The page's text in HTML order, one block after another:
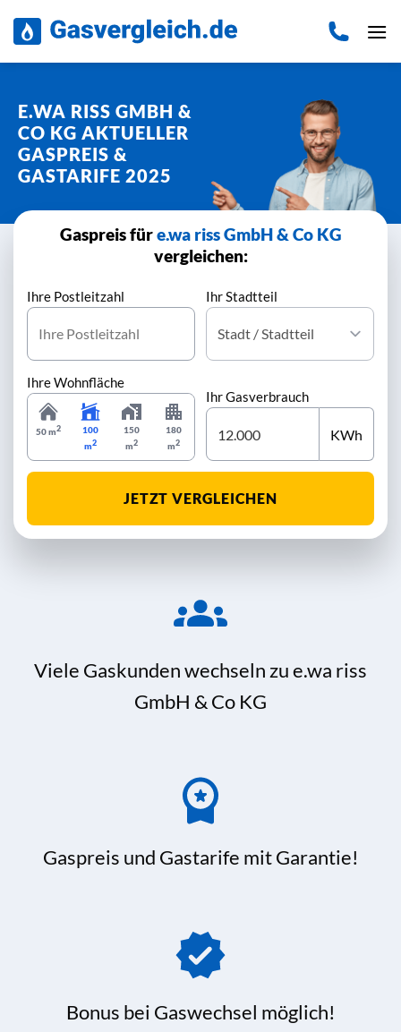
Inhalt
E.WA RISS GMBH &
CO KG AKTUELLER
GASPREIS &
GASTARIFE 2025
Gaspreis füre.wa riss GmbH & Co KG
vergleichen:
Ihre Postleitzahl Ihr Stadtteil
Ihre Wohnfläche
50 m2
100
m2
150
m2
180
m2
Ihr Gasverbrauch
KWh
JETZT VERGLEICHEN
Viele Gaskunden wechseln zu e.wa riss
GmbH & Co KG
Gaspreis und Gastarife mit Garantie!
Bonus bei Gaswechsel möglich!